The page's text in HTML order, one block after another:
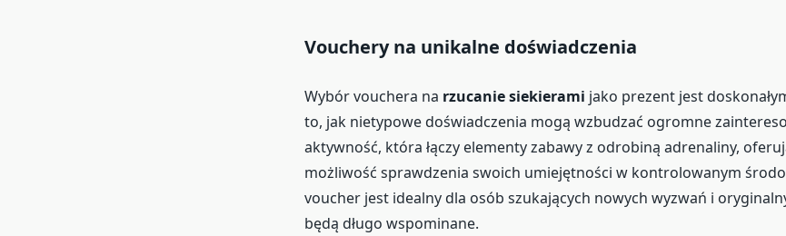
Vouchery na unikalne doświadczenia
Wybór vouchera na rzucanie siekierami jako prezent jest
to, jak nietypowe doświadczenia mogą wzbudzać ogromne
aktywność, która łączy elementy zabawy z odrobiną adrenaliny,
możliwość sprawdzenia swoich umiejętności w kontrolowanym
voucher jest idealny dla osób szukających nowych wyzwań i
będą długo wspominane.